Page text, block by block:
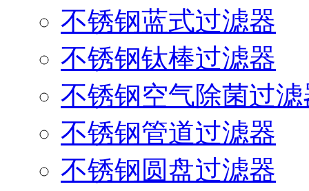
不锈钢蓝式过滤器
不锈钢钛棒过滤器
不锈钢空气除菌过滤
不锈钢管道过滤器
不锈钢圆盘过滤器